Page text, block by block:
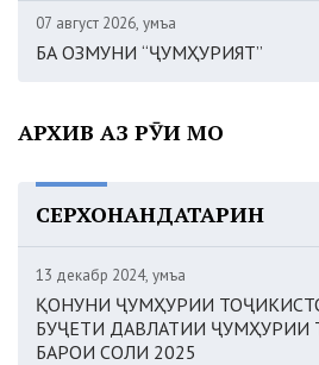
07 август 2026, Ҷумъа
БА ОЗМУНИ “ҶУМҲУРИЯТ”
АРХИВ АЗ РӮИ МОҲ
СЕРХОНАНДАТАРИН
13 декабр 2024, Ҷумъа
ҚОНУНИ ҶУМҲУРИИ
БУҶЕТИ ДАВЛАТИИ ҶУМҲУРИИ
БАРОИ СОЛИ 2025